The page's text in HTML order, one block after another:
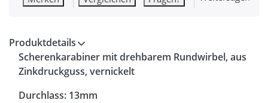
Produktdetails
Scherenkarabiner mit drehbarem Rundwirbel, aus
Zinkdruckguss, vernickelt
Durchlass: 13mm